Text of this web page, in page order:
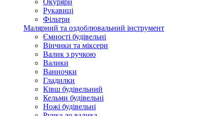
Окуряри
Рукавиці
Фільтри
Малярний та оздоблювальний інструмент
Ємності будівельні
Вінчики та міксери
Валик з ручкою
Валики
Ванночки
Гладилки
Ківш будівельний
Кельми будівельні
Ножі будівельні